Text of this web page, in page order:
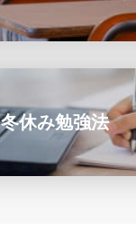
冬休み勉強法